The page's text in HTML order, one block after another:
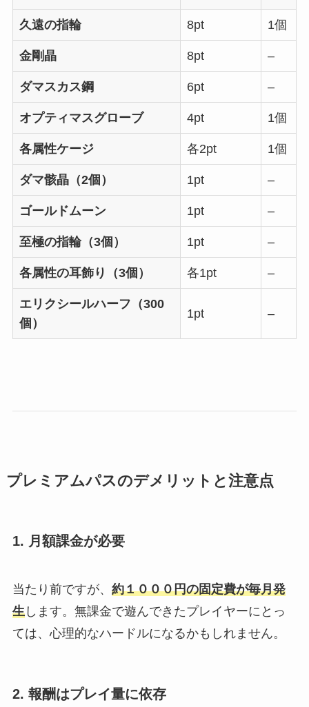
久遠の指輪 8pt 1個
金剛晶 8pt –
ダマスカス鋼 6pt –
オプティマスグローブ 4pt 1個
各属性ケージ 各2pt 1個
ダマ骸晶（2個） 1pt –
ゴールドムーン 1pt –
至極の指輪（3個） 1pt –
各属性の耳飾り（3個） 各1pt –
エリクシールハーフ（300
個）
1pt –
プレミアムパスのデメリットと注意点
1. 月額課金が必要
当たり前ですが、 約１０００円の固定費が毎月発
生します。無課金で遊んできたプレイヤーにとっ
ては、心理的なハードルになるかもしれません。
2. 報酬はプレイ量に依存